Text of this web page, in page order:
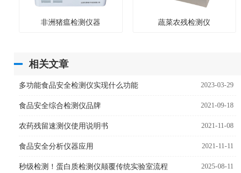
非洲猪瘟检测仪器 蔬菜农残检测仪
相关文章
多功能食品安全检测仪实现什么功能 2023-03-29
食品安全综合检测仪品牌 2021-09-18
农药残留速测仪使用说明书 2021-11-08
食品安全分析仪器应用 2021-11-11
秒级检测！蛋白质检测仪颠覆传统实验室流程 2025-08-11